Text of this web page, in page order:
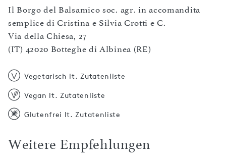
Il Borgo del Balsamico soc. agr. in accomandita
semplice di Cristina e Silvia Crotti e C.
Via della Chiesa, 27
(IT) 42020 Botteghe di Albinea (RE)
Vegetarisch lt. Zutatenliste
Vegan lt. Zutatenliste
Glutenfrei lt. Zutatenliste
Weitere Empfehlungen